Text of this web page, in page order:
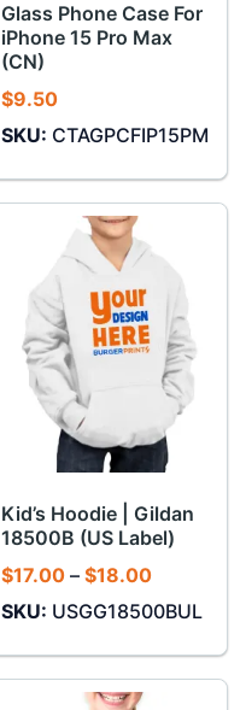
Glass Phone Case For
iPhone 15 Pro Max
(CN)
$9.50
SKU: CTAGPCFIP15PM
Kid’s Hoodie | Gildan
18500B (US Label)
$17.00 – $18.00Khoảng
từ
đến
SKU: USGG18500BUL